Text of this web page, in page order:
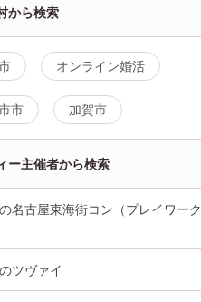
から検索
オンライン婚活
市 加賀市
ー主催者から検索
名古屋東海街コン（プレイワーク
ツヴァイ